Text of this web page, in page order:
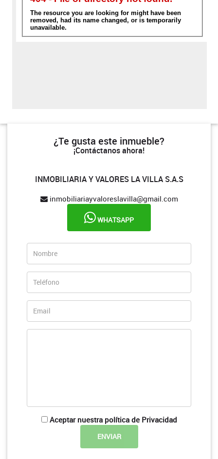
¿Te gusta este inmueble?
¡Contáctanos ahora!
INMOBILIARIA Y VALORES LA VILLA S.A.S
inmobiliariayvaloreslavilla@gmail.com
WHATSAPP
Aceptar nuestra política de Privacidad